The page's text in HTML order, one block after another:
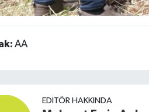
AA
EDITÖR HAKKINDA